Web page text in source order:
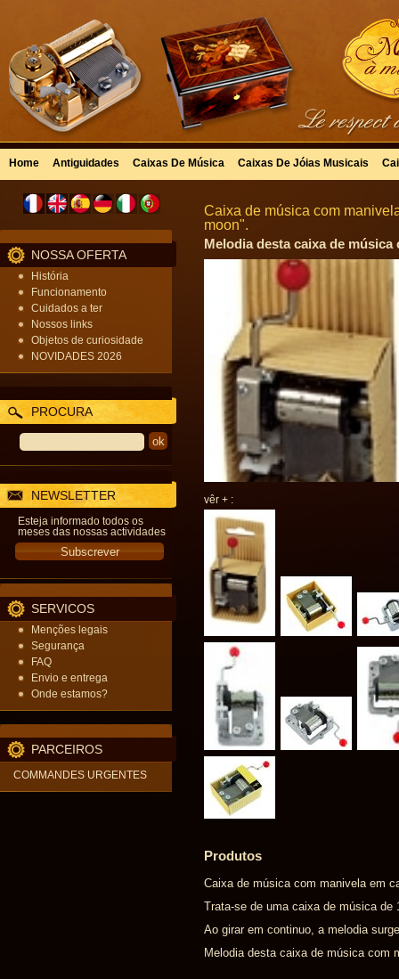
Home Antiguidades Caixas De Música Caixas De Jóias Musicais
NOSSA OFERTA
História
Funcionamento
Cuidados a ter
Nossos links
Objetos de curiosidade
NOVIDADES 2026
PROCURA
NEWSLETTER
Esteja informado todos os
meses das nossas actividades
SERVICOS
Menções legais
Segurança
FAQ
Envio e entrega
Onde estamos?
PARCEIROS
COMMANDES URGENTES
Caixa de música com
moon".
Melodia desta caixa de
vêr + :
Produtos
Caixa de música com manivela em
Trata-se de uma caixa de música de
Ao girar em continuo, a melodia
Melodia desta caixa de música com